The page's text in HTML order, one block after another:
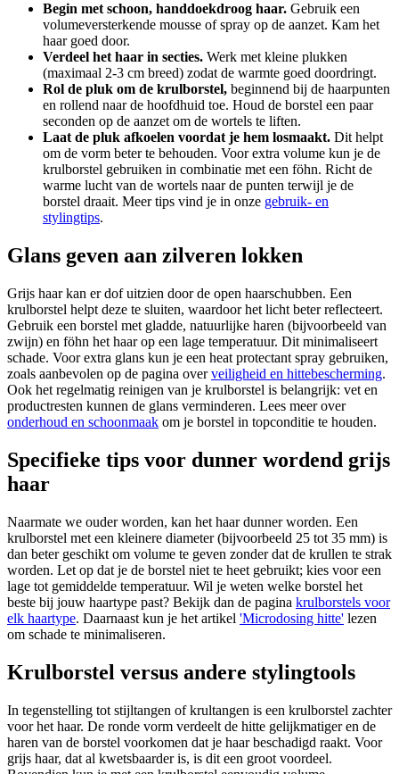
Begin met schoon, handdoekdroog haar. Gebruik een
volumeversterkende mousse of spray op de aanzet. Kam het
haar goed door.
Verdeel het haar in secties. Werk met kleine plukken
(maximaal 2-3 cm breed) zodat de warmte goed doordringt.
Rol de pluk om de krulborstel, beginnend bij de haarpunten
en rollend naar de hoofdhuid toe. Houd de borstel een paar
seconden op de aanzet om de wortels te liften.
Laat de pluk afkoelen voordat je hem losmaakt. Dit helpt
om de vorm beter te behouden. Voor extra volume kun je de
krulborstel gebruiken in combinatie met een föhn. Richt de
warme lucht van de wortels naar de punten terwijl je de
borstel draait. Meer tips vind je in onze gebruik- en
stylingtips.
Glans geven aan zilveren lokken
Grijs haar kan er dof uitzien door de open haarschubben. Een
krulborstel helpt deze te sluiten, waardoor het licht beter reflecteert.
Gebruik een borstel met gladde, natuurlijke haren (bijvoorbeeld van
zwijn) en föhn het haar op een lage temperatuur. Dit minimaliseert
schade. Voor extra glans kun je een heat protectant spray gebruiken,
zoals aanbevolen op de pagina overveiligheid en hittebescherming.
Ook het regelmatig reinigen van je krulborstel is belangrijk: vet en
productresten kunnen de glans verminderen. Lees meer over
onderhoud en schoonmaak om je borstel in topconditie te houden.
Specifieke tips voor dunner wordend grijs
haar
Naarmate we ouder worden, kan het haar dunner worden. Een
krulborstel met een kleinere diameter (bijvoorbeeld 25 tot 35 mm) is
dan beter geschikt om volume te geven zonder dat de krullen te strak
worden. Let op dat je de borstel niet te heet gebruikt; kies voor een
lage tot gemiddelde temperatuur. Wil je weten welke borstel het
beste bij jouw haartype past? Bekijk dan de pagina krulborstels voor
elk haartype. Daarnaast kun je het artikel 'Microdosing hitte' lezen
om schade te minimaliseren.
Krulborstel versus andere stylingtools
In tegenstelling tot stijltangen of krultangen is een krulborstel zachter
voor het haar. De ronde vorm verdeelt de hitte gelijkmatiger en de
haren van de borstel voorkomen dat je haar beschadigd raakt. Voor
grijs haar, dat al kwetsbaarder is, is dit een groot voordeel.